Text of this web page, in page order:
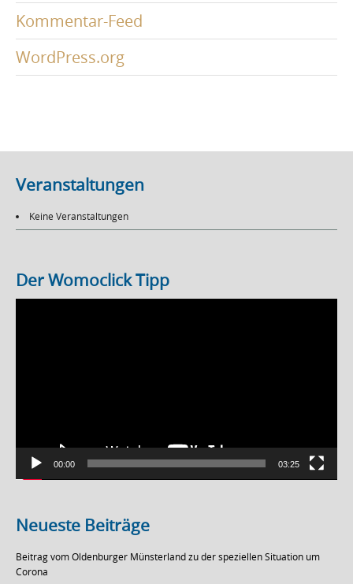
Kommentar-Feed
WordPress.org
Veranstaltungen
Keine Veranstaltungen
Der Womoclick Tipp
00:00 03:25
Neueste Beiträge
Beitrag vom Oldenburger Münsterland zu der speziellen Situation um
Corona